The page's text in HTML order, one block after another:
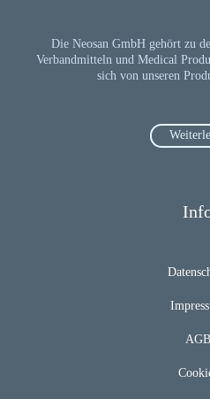
Die Neosan GmbH gehört zu
Verbandmitteln und Medical
sich von unseren
AGB